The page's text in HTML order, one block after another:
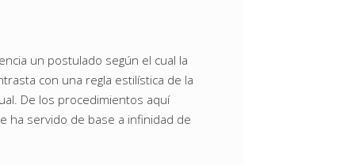
un postulado según el cual la
con una regla estilística de la
De los procedimientos aquí
ha servido de base a infinidad de